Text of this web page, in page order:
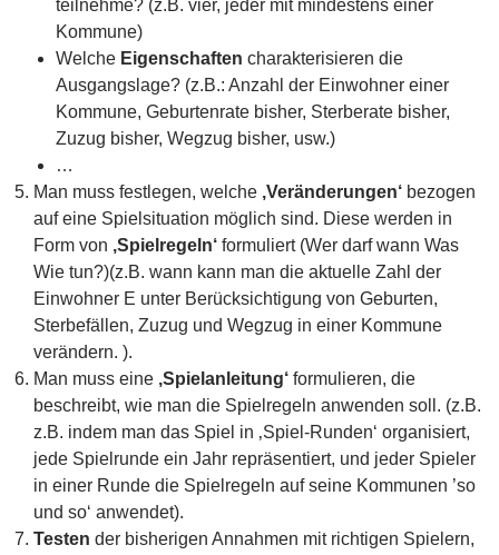
teilnehme? (z.B. vier, jeder mit mindestens einer
Kommune)
Welche Eigenschaften charakterisieren die
Ausgangslage? (z.B.: Anzahl der Einwohner einer
Kommune, Geburtenrate bisher, Sterberate bisher,
Zuzug bisher, Wegzug bisher, usw.)
…
Man muss festlegen, welche ‚Veränderungen‘ bezogen
auf eine Spielsituation möglich sind. Diese werden in
Form von ‚Spielregeln‘ formuliert (Wer darf wann Was
Wie tun?)(z.B. wann kann man die aktuelle Zahl der
Einwohner E unter Berücksichtigung von Geburten,
Sterbefällen, Zuzug und Wegzug in einer Kommune
verändern. ).
Man muss eine ‚Spielanleitung‘ formulieren, die
beschreibt, wie man die Spielregeln anwenden soll. (z.B.
z.B. indem man das Spiel in ‚Spiel-Runden‘ organisiert,
jede Spielrunde ein Jahr repräsentiert, und jeder Spieler
in einer Runde die Spielregeln auf seine Kommunen ’so
und so‘ anwendet).
Testen der bisherigen Annahmen mit richtigen Spielern,